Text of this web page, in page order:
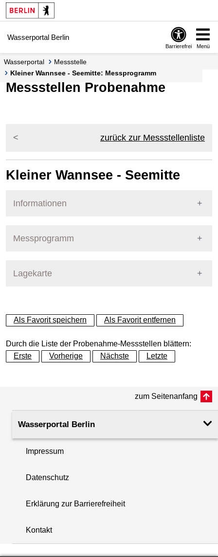
Springe zur Navigation
Springe zum Inhalt
Wasserportal Berlin
Barrierefrei Menü
Wasserportal
Messstelle
Kleiner Wannsee - Seemitte: Messprogramm
Messstellen Probenahme
zurück zur Messstellenliste
Kleiner Wannsee - Seemitte
Informationen
Nummer
Betreiber Land Berlin
Ausprägung Probenahme
375162.61
Hochwert (UTM 33 N)
Messprogramm
Stoffgruppe
Anionen und Kationen
Biologische Parameter
Lagekarte
+
−
+
−
Als Favorit speichern Als Favorit entfernen
Durch die Liste der Probenahme-Messstellen blättern:
Erste
Vorherige Nächste Letzte
zum Seitenanfang
Wasserportal Berlin
Impressum
Datenschutz
Erklärung zur Barrierefreiheit
Kontakt